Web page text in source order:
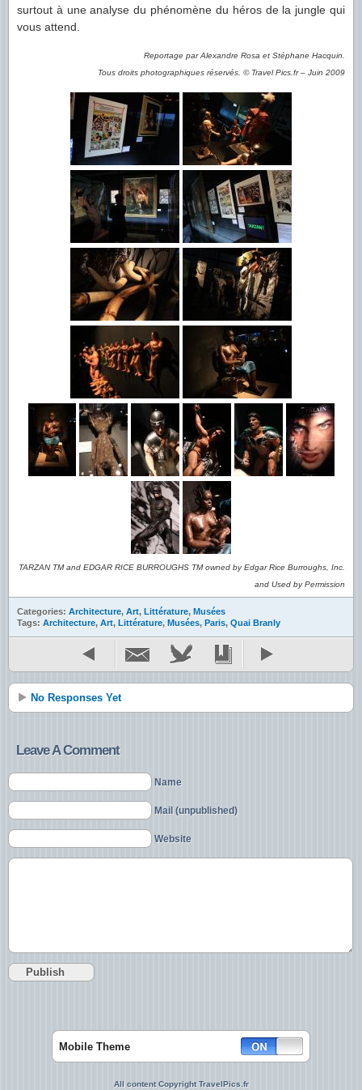
surtout à une analyse du phénomène du héros de la jungle qui
vous attend.
Reportage par Alexandre Rosa et Stéphane Hacquin.
Tous droits photographiques réservés. © Travel Pics.fr – Juin 2009
TARZAN TM and EDGAR RICE BURROUGHS TM owned by Edgar Rice Burroughs, Inc.
and Used by Permission
Categories: Architecture, Art, Littérature, Musées
Tags: Architecture, Art, Littérature, Musées, Paris, Quai Branly
No Responses Yet
Leave A Comment
Name
Mail (unpublished)
Website
Mobile Theme
All content Copyright TravelPics.fr